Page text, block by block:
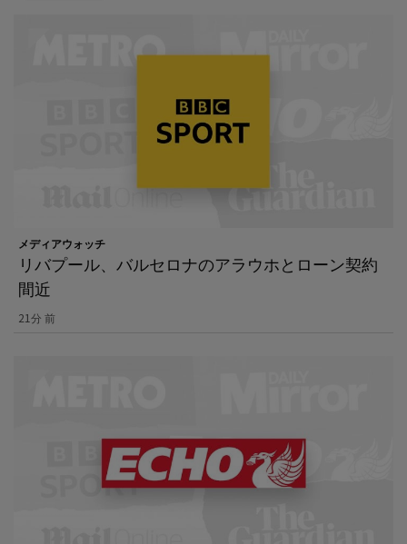
メディアウォッチ
リバプール、バルセロナのアラウホとローン契約
間近
21分 前